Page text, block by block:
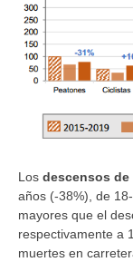
Los descensos de
años (-38%), de
mayores que el
respectivamente a
muertes en